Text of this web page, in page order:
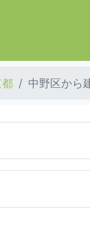
中野区から